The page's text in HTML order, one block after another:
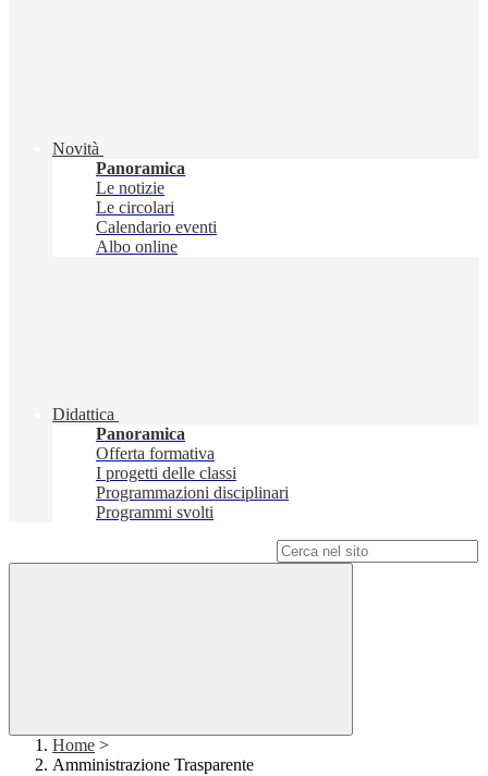
Novità
Panoramica
Le notizie
Le circolari
Calendario eventi
Albo online
Didattica
Panoramica
Offerta formativa
I progetti delle classi
Programmazioni disciplinari
Programmi svolti
Home >
Amministrazione Trasparente